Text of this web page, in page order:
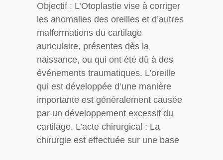
Objectif : L’Otoplastie vise à corriger
les anomalies des oreilles et d’autres
malformations du cartilage
auriculaire, présentes dès la
naissance, ou qui ont été dû à des
événements traumatiques. L’oreille
qui est développée d’une manière
importante est généralement causée
par un développement excessif du
cartilage. L’acte chirurgical : La
chirurgie est effectuée sur une base